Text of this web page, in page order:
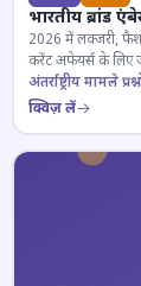
भारतीय ब्रांड
2026 में लक्जरी,
करेंट अफेयर्स के लिए
अंतर्राष्ट्रीय मामले
क्विज़ लें